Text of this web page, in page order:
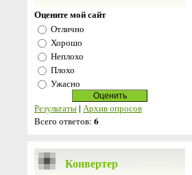
Оцените мой сайт
Отлично
Хорошо
Неплохо
Плохо
Ужасно
Результаты| Архив опросов
Всего ответов: 6
Конвертер